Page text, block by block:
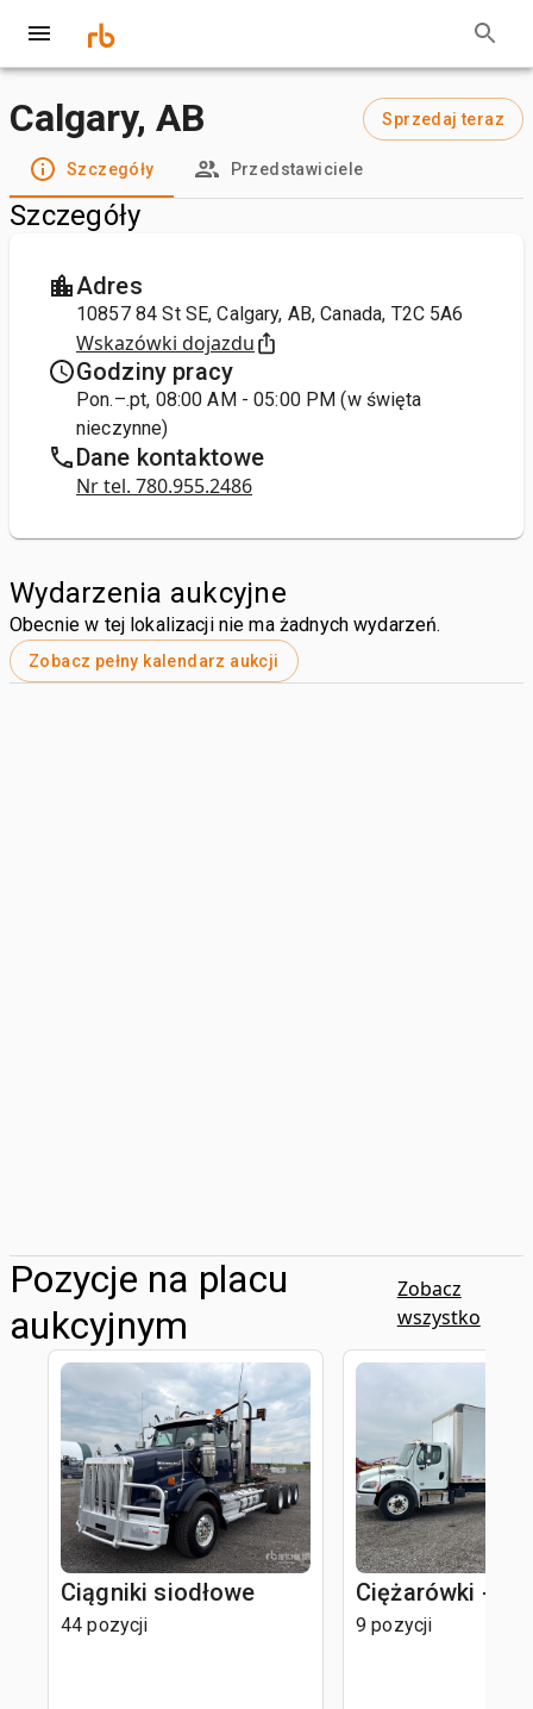
Calgary, AB Sprzedaj teraz
Szczegóły Przedstawiciele
Szczegóły
Adres
10857 84 St SE, Calgary, AB, Canada, T2C 5A6
Wskazówki dojazdu
Godziny pracy
Pon.–.pt, 08:00 AM - 05:00 PM (w święta
nieczynne)
Dane kontaktowe
Nr tel. 780.955.2486
Wydarzenia aukcyjne
Obecnie w tej lokalizacji nie ma żadnych wydarzeń.
Zobacz pełny kalendarz aukcji
Pozycje na placu
aukcyjnym
Zobacz
wszystko
Ciągniki siodłowe
44 pozycji
Ciężarówki -
9 pozycji